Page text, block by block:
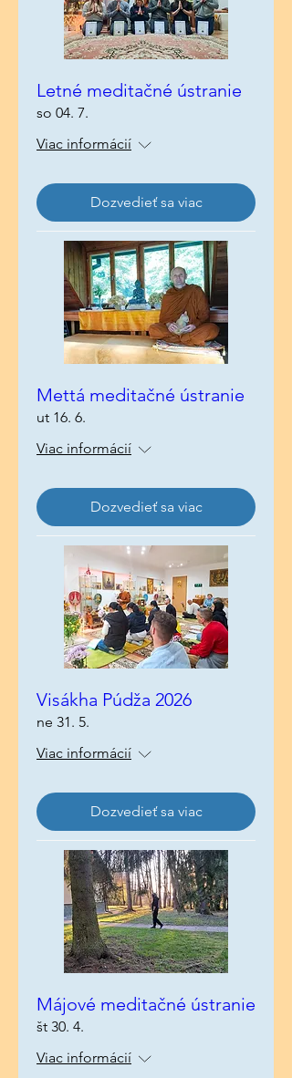
Letné meditačné ústranie
so 04. 7.
Viac informácií
Dozvedieť sa viac
Mettá meditačné ústranie
ut 16. 6.
Viac informácií
Dozvedieť sa viac
Visákha Púdža 2026
ne 31. 5.
Viac informácií
Dozvedieť sa viac
Májové meditačné ústranie
št 30. 4.
Viac informácií